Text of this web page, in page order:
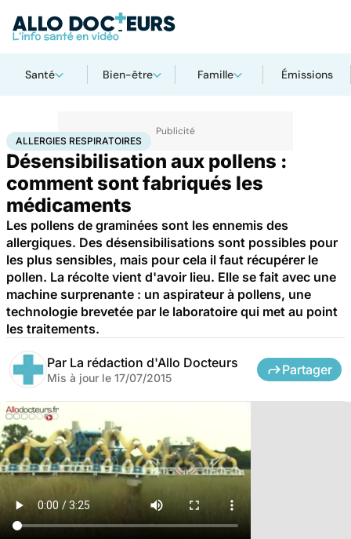
Santé Bien-être Famille Émissions
AccueilSantéAllergies respiratoires
ALLERGIES RESPIRATOIRES
Désensibilisation aux pollens :
comment sont fabriqués les
médicaments
Les pollens de graminées sont les ennemis des
allergiques. Des désensibilisations sont possibles pour
les plus sensibles, mais pour cela il faut récupérer le
pollen. La récolte vient d'avoir lieu. Elle se fait avec une
machine surprenante : un aspirateur à pollens, une
technologie brevetée par le laboratoire qui met au point
les traitements.
Par La rédaction d'Allo Docteurs
Mis à jour le 17/07/2015
Partager